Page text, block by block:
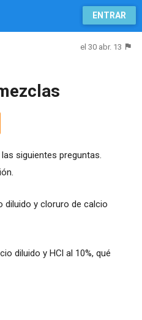
ENTRAR
el 30 abr. 13
siguientes preguntas.
diluido y cloruro de calcio
diluido y HCl al 10%, qué